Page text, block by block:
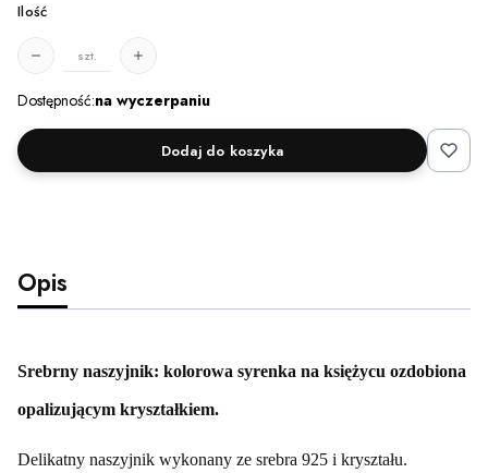
Ilość
szt.
Dostępność:na wyczerpaniu
Dodaj do koszyka
Opis
Srebrny naszyjnik: kolorowa syrenka na księżycu ozdobiona
opalizującym kryształkiem.
Delikatny naszyjnik wykonany ze srebra 925 i kryształu.